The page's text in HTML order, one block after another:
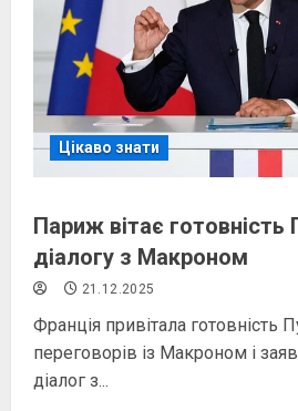
Цікаво знати
Париж вітає готовність
діалогу з Макроном
21.12.2025
Франція привітала готовність
переговорів із Макроном і
діалог з...